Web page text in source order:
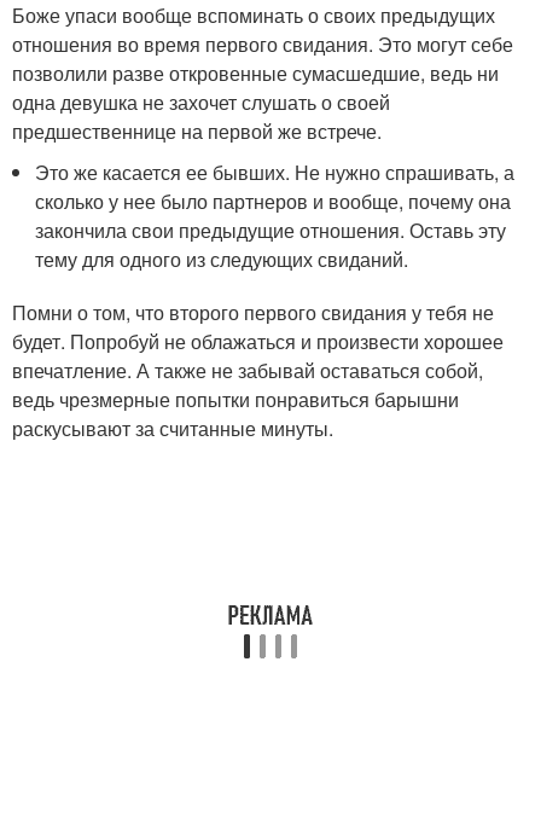
Боже упаси вообще вспоминать о своих предыдущих
отношения во время первого свидания. Это могут себе
позволили разве откровенные сумасшедшие, ведь ни
одна девушка не захочет слушать о своей
предшественнице на первой же встрече.
Это же касается ее бывших. Не нужно спрашивать, а
сколько у нее было партнеров и вообще, почему она
закончила свои предыдущие отношения. Оставь эту
тему для одного из следующих свиданий.
Помни о том, что второго первого свидания у тебя не
будет. Попробуй не облажаться и произвести хорошее
впечатление. А также не забывай оставаться собой,
ведь чрезмерные попытки понравиться барышни
раскусывают за считанные минуты.